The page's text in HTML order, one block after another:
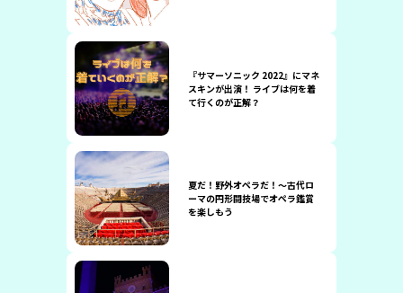
『サマーソニック 2022』にマネ
スキンが出演！ ライブは何を着
て行くのが正解？
夏だ！野外オペラだ！〜古代ロ
ーマの円形闘技場でオペラ鑑賞
を楽しもう